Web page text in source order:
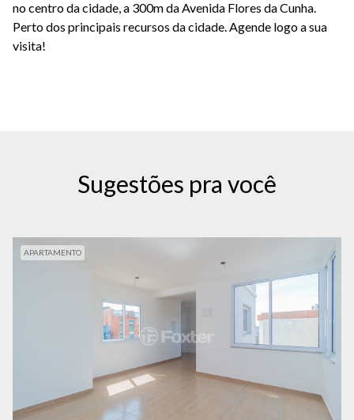
no centro da cidade, a 300m da Avenida Flores da Cunha.
Perto dos principais recursos da cidade. Agende logo a sua
visita!
Sugestões pra você
APARTAMENTO